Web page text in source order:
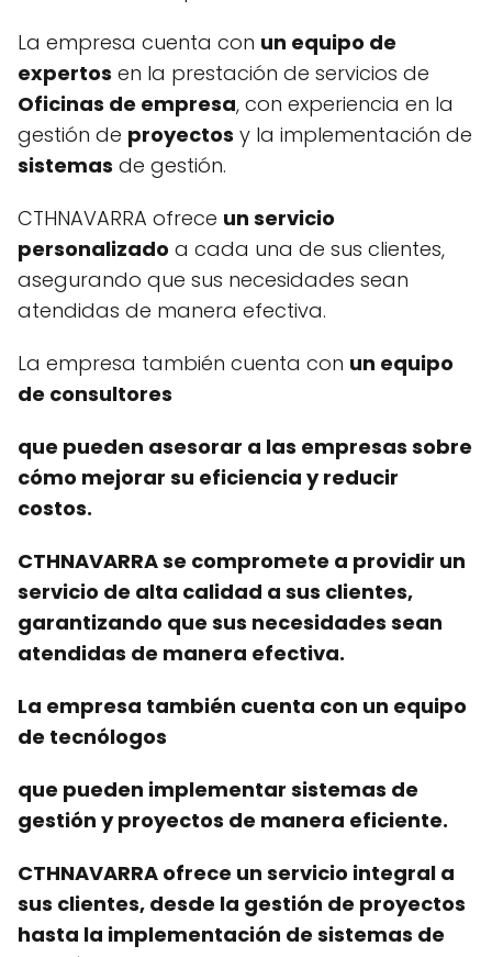
La empresa cuenta con un equipo de
expertos en la prestación de servicios de
Oficinas de empresa, con experiencia en la
gestión de proyectos y la implementación de
sistemas de gestión.
CTHNAVARRA ofrece un servicio
personalizado a cada una de sus clientes,
asegurando que sus necesidades sean
atendidas de manera efectiva.
La empresa también cuenta con un equipo
de consultores
que pueden asesorar a las empresas sobre
cómo mejorar su eficiencia y reducir
costos.
CTHNAVARRA se compromete a providir un
servicio de alta calidad a sus clientes,
garantizando que sus necesidades sean
atendidas de manera efectiva.
La empresa también cuenta con un equipo
de tecnólogos
que pueden implementar sistemas de
gestión yproyectos de manera eficiente.
CTHNAVARRA ofrece un servicio integral a
sus clientes, desde la gestión de proyectos
hasta la implementación de sistemas de